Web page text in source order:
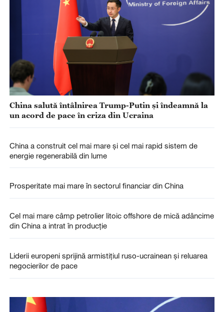
China salută întâlnirea Trump-Putin și îndeamnă la
un acord de pace în criza din Ucraina
China a construit cel mai mare și cel mai rapid sistem de
energie regenerabilă din lume
Prosperitate mai mare în sectorul financiar din China
Cel mai mare câmp petrolier litoic offshore de mică adâncime
din China a intrat în producție
Liderii europeni sprijină armistițiul ruso-ucrainean și reluarea
negocierilor de pace